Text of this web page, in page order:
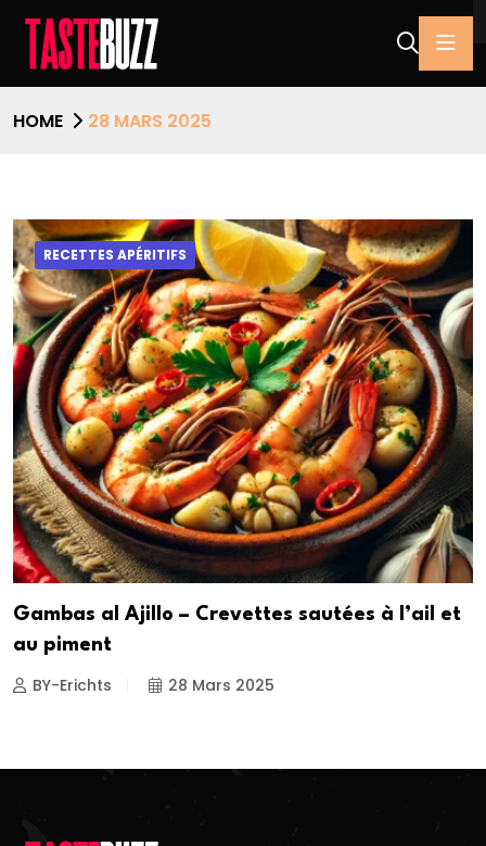
HOME 28 MARS 2025
RECETTES APÉRITIFS
Gambas al Ajillo – Crevettes sautées à l’ail et
au piment
BY-Erichts 28 Mars 2025